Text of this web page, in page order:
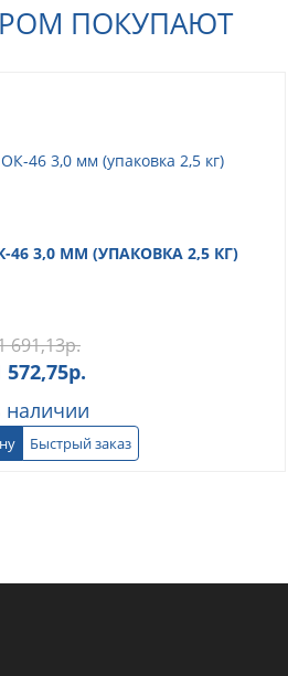
ПОКУПАЮТ
46 3,0 ММ (УПАКОВКА 2,5 КГ)
691,13р.
572,75р.
наличии
Быстрый заказ